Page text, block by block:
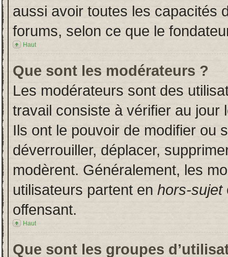
aussi avoir toutes les capacités
forums, selon ce que le
Haut
Que sont les modérateurs ?
Les modérateurs sont des
travail consiste à vérifier au jour
Ils ont le pouvoir de modifier ou
déverrouiller, déplacer,
modèrent. Généralement, les
utilisateurs partent en hors-sujet
offensant.
Haut
Que sont les groupes